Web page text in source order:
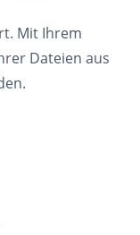
Mit Ihrem
Dateien aus